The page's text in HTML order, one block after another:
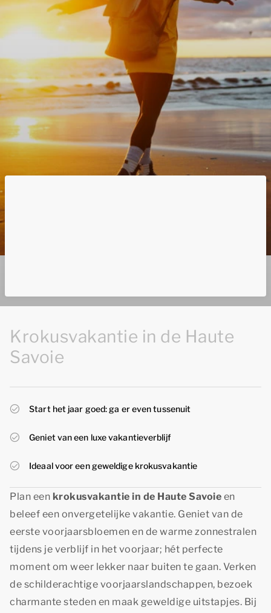
Krokusvakantie in de Haute
Savoie
Start het jaar goed: ga er even tussenuit
Geniet van een luxe vakantieverblijf
Ideaal voor een geweldige krokusvakantie
Plan een krokusvakantie in de Haute Savoie en
beleef een onvergetelijke vakantie. Geniet van de
eerste voorjaarsbloemen en de warme zonnestralen
tijdens je verblijf in het voorjaar; hét perfecte
moment om weer lekker naar buiten te gaan. Verken
de schilderachtige voorjaarslandschappen, bezoek
charmante steden en maak geweldige uitstapjes. Bij